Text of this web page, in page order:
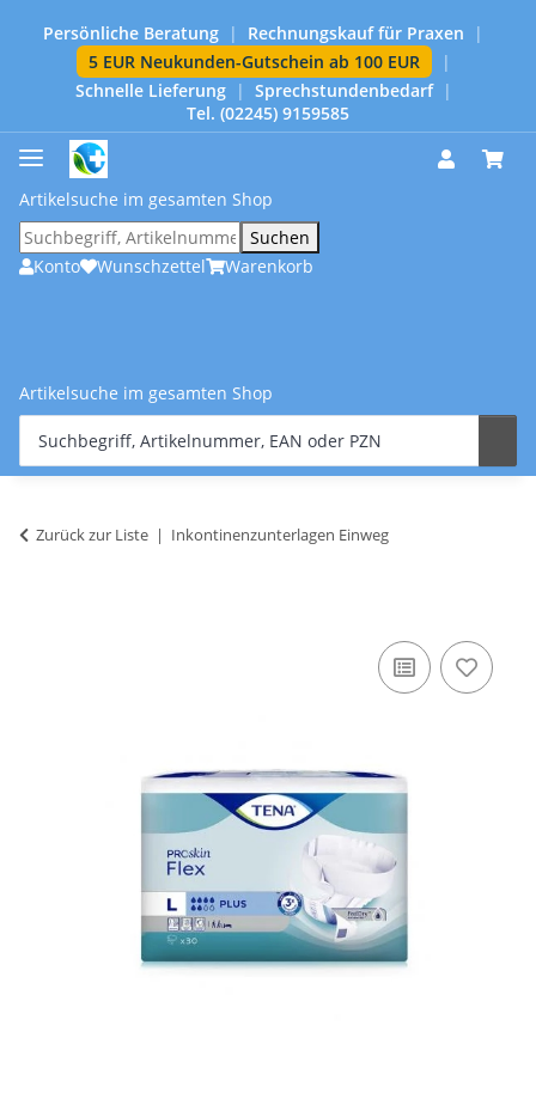
Persönliche Beratung | Rechnungskauf für Praxen
|
5 EUR Neukunden-Gutschein ab 100 EUR
|
Schnelle Lieferung
| Sprechstundenbedarf
|
Tel. (02245) 9159585
Artikelsuche im gesamten Shop
Suchen
Konto
Wunschzettel Warenkorb
Artikelsuche im gesamten Shop
Zurück zur Liste Inkontinenzunterlagen Einweg